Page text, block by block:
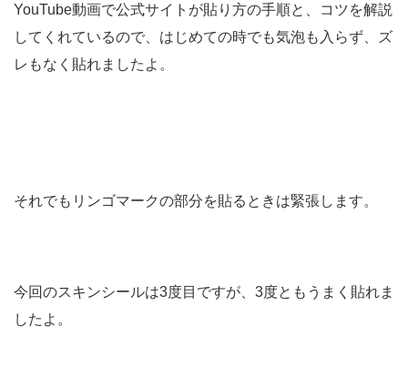
YouTube動画で公式サイトが貼り方の手順と、コツを解説
してくれているので、はじめての時でも気泡も入らず、ズ
レもなく貼れましたよ。
それでもリンゴマークの部分を貼るときは緊張します。
今回のスキンシールは3度目ですが、3度ともうまく貼れま
したよ。